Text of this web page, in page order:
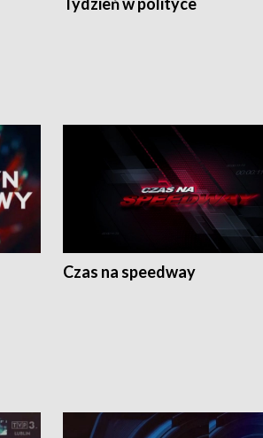
Czas na speedway